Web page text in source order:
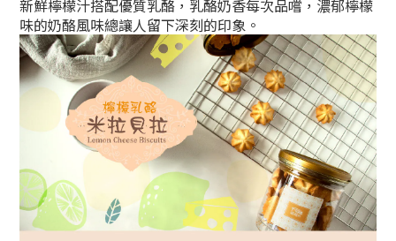
新鮮檸檬汁搭配優質乳酪，乳酪奶香每次品嚐，濃郁檸檬
味的奶酪風味總讓人留下深刻的印象。